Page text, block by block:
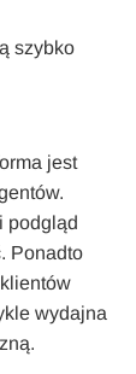
szybko
jest
podgląd
Ponadto
wydajna